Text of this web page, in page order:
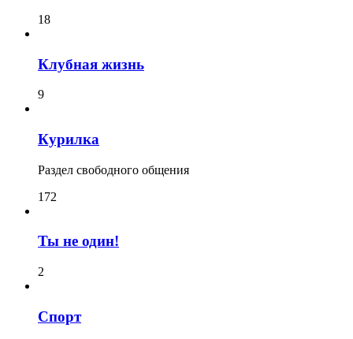
18
Клубная жизнь
9
Курилка
Раздел свободного общения
172
Ты не один!
2
Спорт